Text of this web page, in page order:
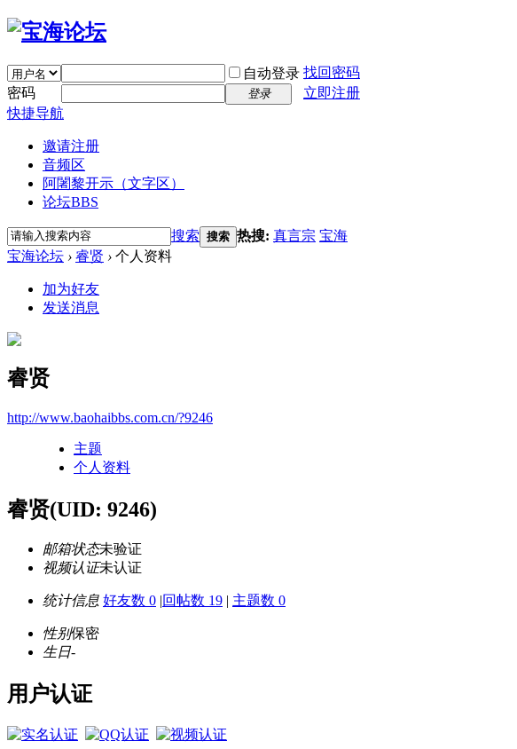
自动登录 找回密码
密码
登录
立即注册
快捷导航
邀请注册
音频区
阿闍黎开示（文字区）
论坛BBS
搜索 搜索 热搜: 真言宗 宝海
宝海论坛 › 睿贤 › 个人资料
加为好友
发送消息
睿贤
http://www.baohaibbs.com.cn/?9246
主题
个人资料
睿贤(UID: 9246)
邮箱状态未验证
视频认证未认证
统计信息 好友数 0 |回帖数 19 | 主题数 0
性别保密
生日-
用户认证